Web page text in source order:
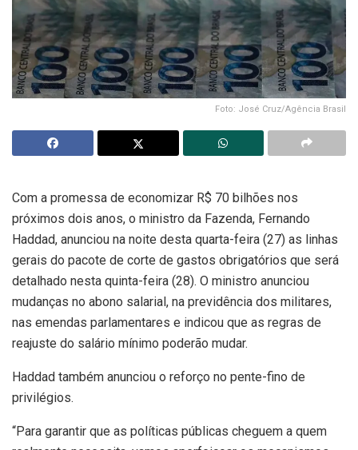
Foto: José Cruz/Agência Brasil
Com a promessa de economizar R$ 70 bilhões nos
próximos dois anos, o ministro da Fazenda, Fernando
Haddad, anunciou na noite desta quarta-feira (27) as linhas
gerais do pacote de corte de gastos obrigatórios que será
detalhado nesta quinta-feira (28). O ministro anunciou
mudanças no abono salarial, na previdência dos militares,
nas emendas parlamentares e indicou que as regras de
reajuste do salário mínimo poderão mudar.
Haddad também anunciou o reforço no pente-fino de
privilégios.
“Para garantir que as políticas públicas cheguem a quem